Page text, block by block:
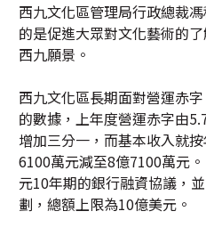
西九文化區管理局行政總裁
的是促進大眾對文化藝術的
西九願景。
西九文化區長期面對營運赤
的數據，上年度營運赤字由
增加三分一，而基本收入就
6100萬元減至8億7100萬元
元10年期的銀行融資協議，
劃，總額上限為10億美元。